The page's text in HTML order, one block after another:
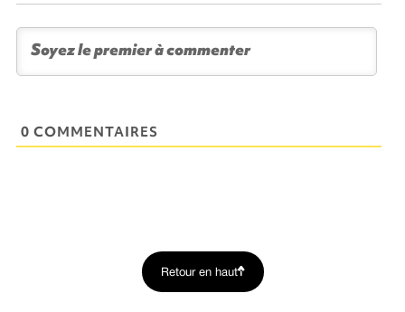
0 COMMENTAIRES
Retour en haut